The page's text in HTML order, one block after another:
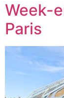
Week-
Paris